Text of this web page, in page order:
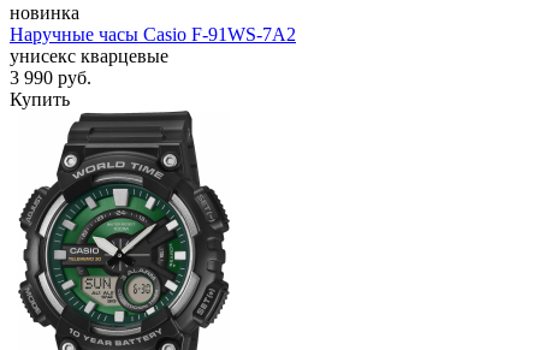
новинка
Наручные часы Casio F-91WS-7A2
унисекс кварцевые
3 990 руб.
Купить